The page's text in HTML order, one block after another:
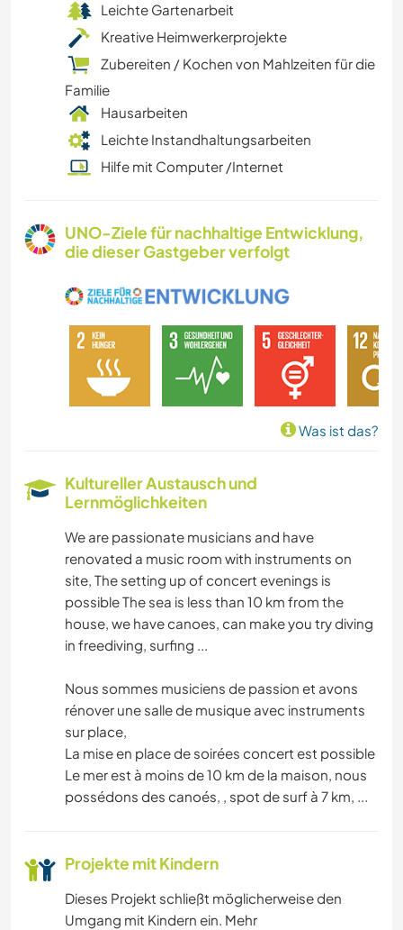
Leichte Gartenarbeit
Kreative Heimwerkerprojekte
Zubereiten / Kochen von Mahlzeiten für die
Familie
Hausarbeiten
Leichte Instandhaltungsarbeiten
Hilfe mit Computer /Internet
UNO-Ziele für nachhaltige Entwicklung,
die dieser Gastgeber verfolgt
Was ist das?
Kultureller Austausch und
Lernmöglichkeiten
We are passionate musicians and have
renovated a music room with instruments on
site, The setting up of concert evenings is
possible The sea is less than 10 km from the
house, we have canoes, can make you try diving
in freediving, surfing ...
Nous sommes musiciens de passion et avons
rénover une salle de musique avec instruments
sur place,
La mise en place de soirées concert est possible
Le mer est à moins de 10 km de la maison, nous
possédons des canoés, , spot de surf à 7 km, ...
Projekte mit Kindern
Dieses Projekt schließt möglicherweise den
Umgang mit Kindern ein. Mehr